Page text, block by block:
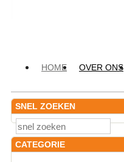
HOME OVER ONS
SNEL ZOEKEN
CATEGORIE